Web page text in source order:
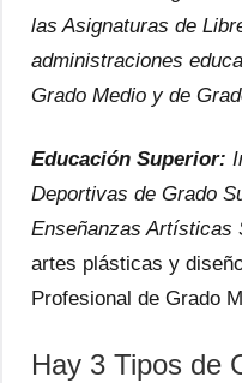
las Asignaturas de
administraciones
Grado Medio y de
Educación Superior:
Deportivas de Grado
Enseñanzas Artísticas
artes plásticas y
Profesional de Grado
Hay 3 Tipos de